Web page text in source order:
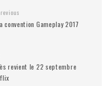
convention Gameplay 2017
revient le 22 septembre